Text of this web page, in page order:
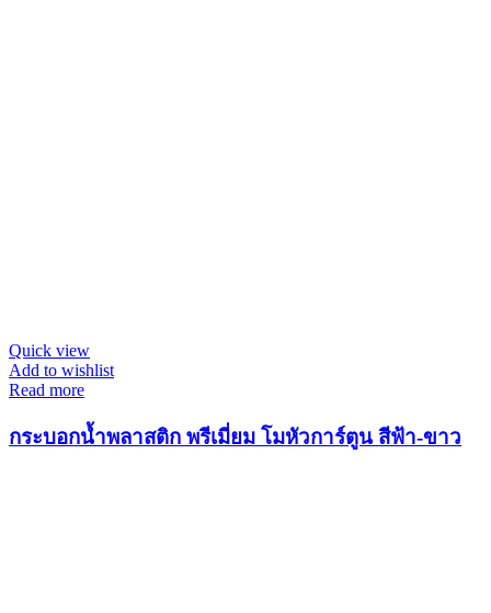
Quick view
Add to wishlist
Read more
กระบอกน้ำพลาสติก พรีเมี่ยม โมหัวการ์ตูน สีฟ้า-ขาว